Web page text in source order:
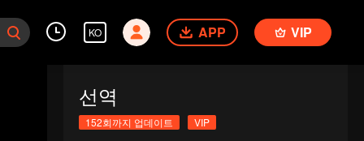
KO APP VIP
선역
152회까지 업데이트 VIP